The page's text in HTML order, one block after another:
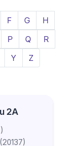
F G
H
P Q
R
Y Z
2A